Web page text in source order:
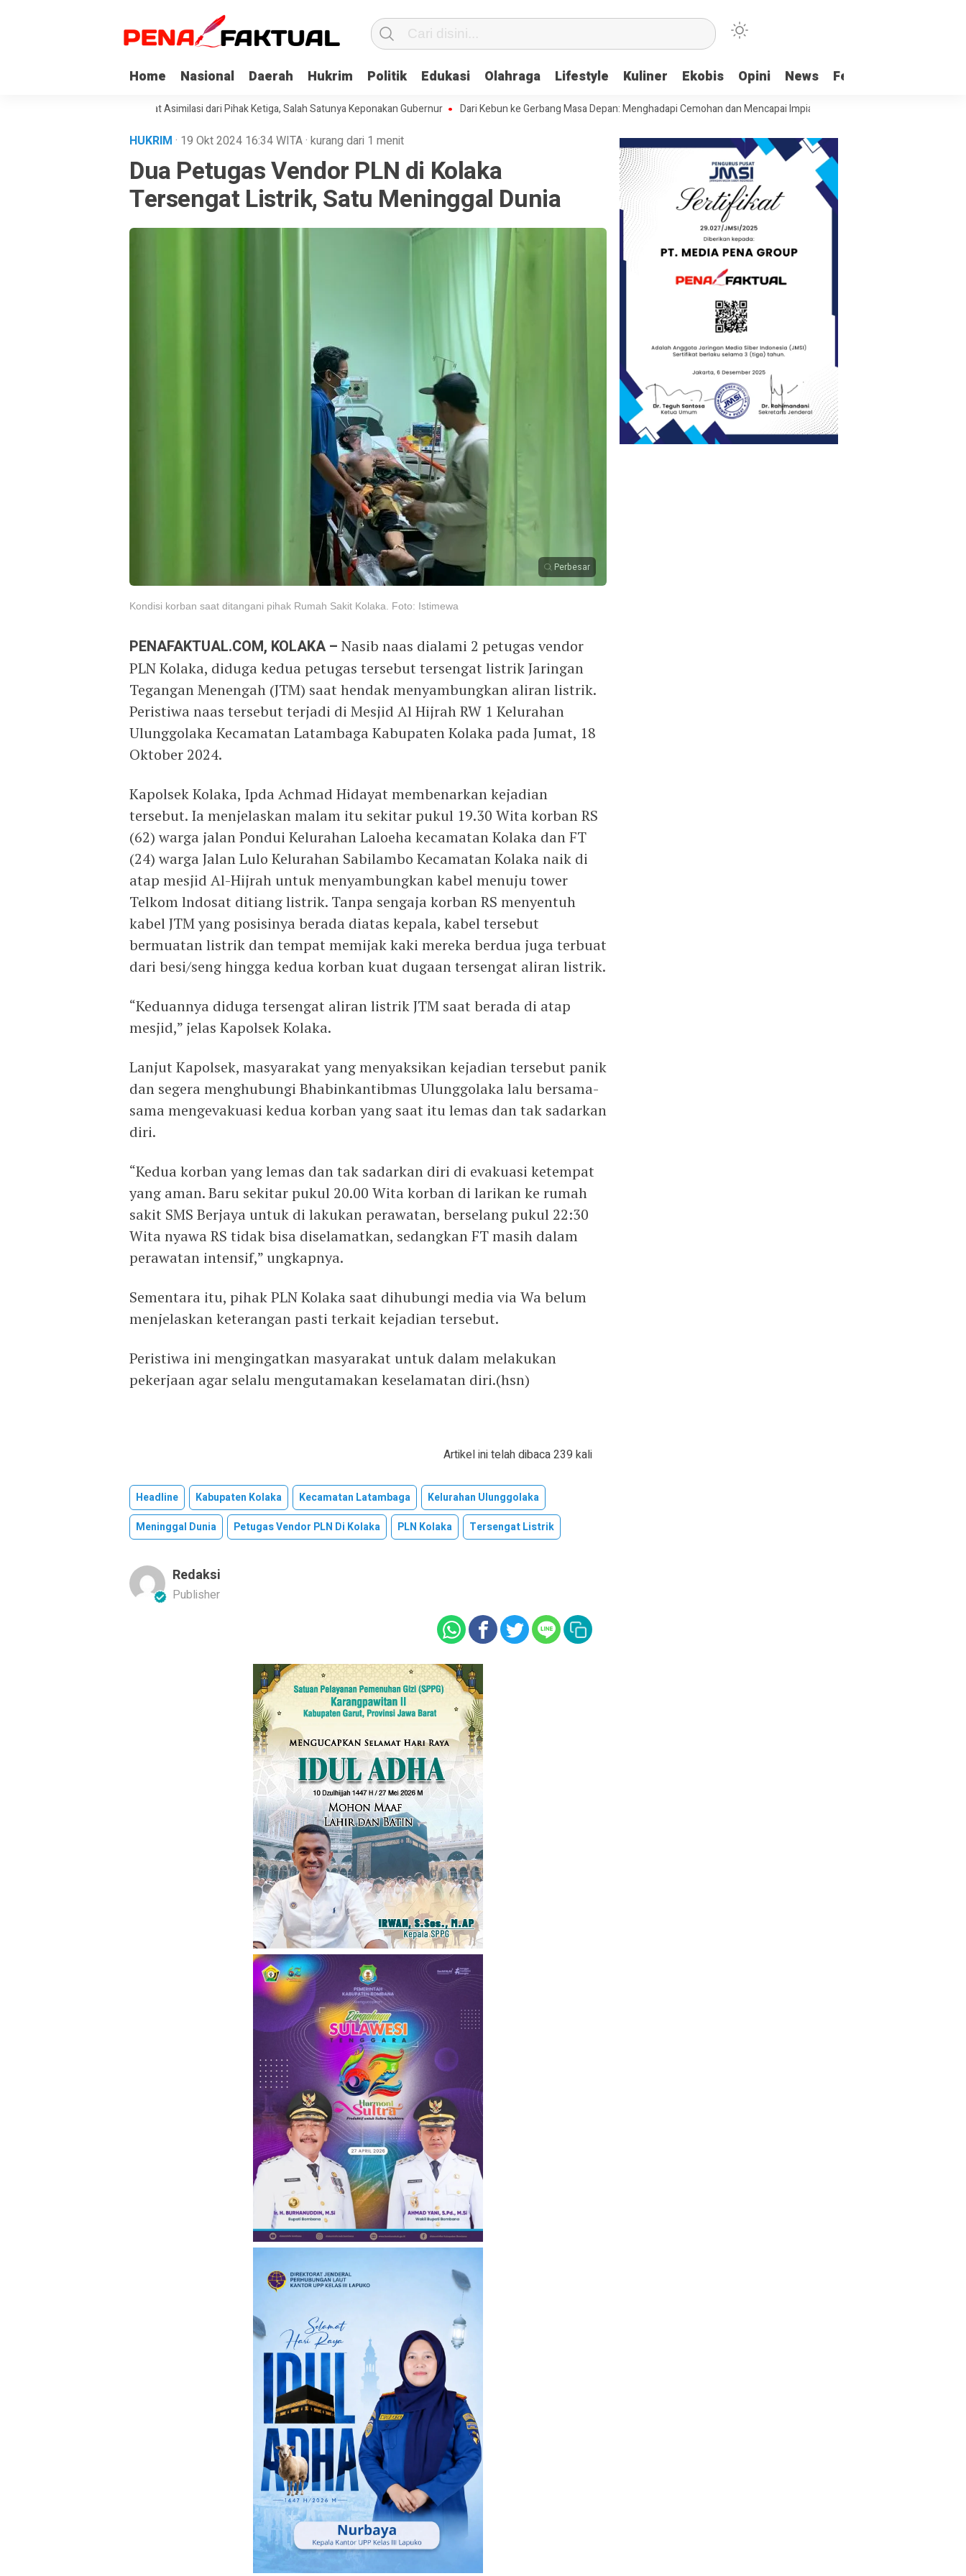
Home Nasional Daerah Hukrim Politik Edukasi Olahraga Lifestyle Kuliner Ekobis Opini News Feature
Korupsi di Sultra Dapat Asimilasi dari Pihak Ketiga, Salah Satunya Keponakan Gubernur Dari Kebun ke Gerbang Masa Depan: Menghadapi Cemohan dan Mencapai Impian Ridwan Bae: PT SCM dan
HUKRIM · 19 Okt 2024 16:34WITA· kurang dari 1 menit
Dua Petugas Vendor PLN di Kolaka
Tersengat Listrik, Satu Meninggal Dunia
Perbesar
Kondisi korban saat ditangani pihak Rumah Sakit Kolaka. Foto: Istimewa
PENAFAKTUAL.COM, KOLAKA – Nasib naas dialami 2 petugas vendor
PLN Kolaka, diduga kedua petugas tersebut tersengat listrik Jaringan
Tegangan Menengah (JTM) saat hendak menyambungkan aliran listrik.
Peristiwa naas tersebut terjadi di Mesjid Al Hijrah RW 1 Kelurahan
Ulunggolaka Kecamatan Latambaga Kabupaten Kolaka pada Jumat, 18
Oktober 2024.
Kapolsek Kolaka, Ipda Achmad Hidayat membenarkan kejadian
tersebut. Ia menjelaskan malam itu sekitar pukul 19.30 Wita korban RS
(62) warga jalan Pondui Kelurahan Laloeha kecamatan Kolaka dan FT
(24) warga Jalan Lulo Kelurahan Sabilambo Kecamatan Kolaka naik di
atap mesjid Al-Hijrah untuk menyambungkan kabel menuju tower
Telkom lndosat ditiang listrik. Tanpa sengaja korban RS menyentuh
kabel JTM yang posisinya berada diatas kepala, kabel tersebut
bermuatan listrik dan tempat memijak kaki mereka berdua juga terbuat
dari besi/seng hingga kedua korban kuat dugaan tersengat aliran listrik.
“Keduannya diduga tersengat aliran listrik JTM saat berada di atap
mesjid,” jelas Kapolsek Kolaka.
Lanjut Kapolsek, masyarakat yang menyaksikan kejadian tersebut panik
dan segera menghubungi Bhabinkantibmas Ulunggolaka lalu bersama-
sama mengevakuasi kedua korban yang saat itu lemas dan tak sadarkan
diri.
“Kedua korban yang lemas dan tak sadarkan diri di evakuasi ketempat
yang aman. Baru sekitar pukul 20.00 Wita korban di larikan ke rumah
sakit SMS Berjaya untuk di lakukan perawatan, berselang pukul 22:30
Wita nyawa RS tidak bisa diselamatkan, sedangkan FT masih dalam
perawatan intensif,” ungkapnya.
Sementara itu, pihak PLN Kolaka saat dihubungi media via Wa belum
menjelaskan keterangan pasti terkait kejadian tersebut.
Peristiwa ini mengingatkan masyarakat untuk dalam melakukan
pekerjaan agar selalu mengutamakan keselamatan diri.(hsn)
Artikel ini telah dibaca 239 kali
Headline Kabupaten Kolaka Kecamatan Latambaga
Kelurahan Ulunggolaka
Meninggal Dunia
Petugas Vendor PLN Di Kolaka PLN Kolaka Tersengat Listrik
Redaksi
Publisher